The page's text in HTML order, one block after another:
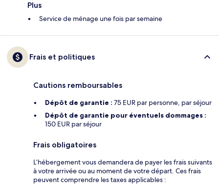
Plus
Service de ménage une fois par semaine
Frais et politiques
Cautions remboursables
Dépôt de garantie : 75 EUR par personne, par séjour
Dépôt de garantie pour éventuels dommages :
150 EUR par séjour
Frais obligatoires
L’hébergement vous demandera de payer les frais suivants
à votre arrivée ou au moment de votre départ. Ces frais
peuvent comprendre les taxes applicables :